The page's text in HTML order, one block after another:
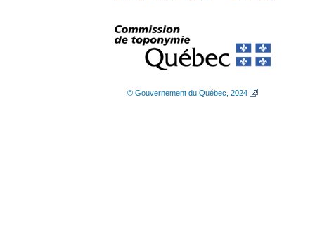
© Gouvernement du Québec, 2024